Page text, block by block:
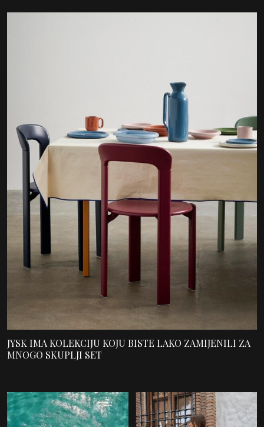
JYSK IMA KOLEKCIJU KOJU BISTE LAKO ZAMIJENILI ZA
MNOGO SKUPLJI SET